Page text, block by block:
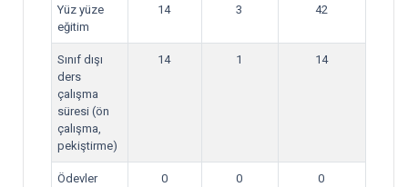
Yüz yüze
eğitim
14 3 42
Sınıf dışı
ders
çalışma
süresi (ön
çalışma,
pekiştirme)
14 1 14
Ödevler 0 0 0